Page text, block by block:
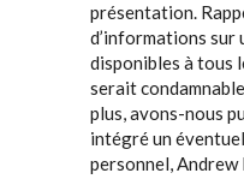
présentation.
d’informations sur
disponibles à tous
serait
plus, avons-nous
intégré un
personnel,